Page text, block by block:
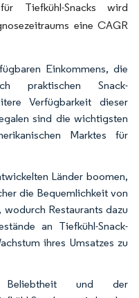
Tiefkühl-Snacks wird
eine CAGR
Einkommens, die
praktischen Snack-
Verfügbarkeit dieser
sind die wichtigsten
Marktes für
Länder boomen,
die Bequemlichkeit von
Restaurants dazu
an Tiefkühl-Snack-
ihres Umsatzes zu
und der